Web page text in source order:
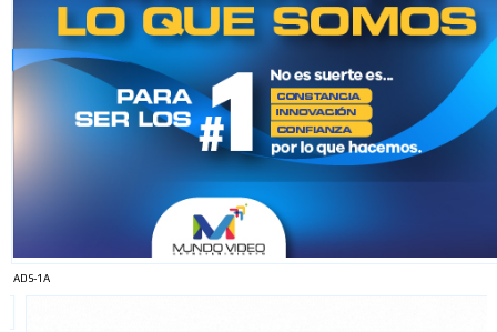
ADS-1A